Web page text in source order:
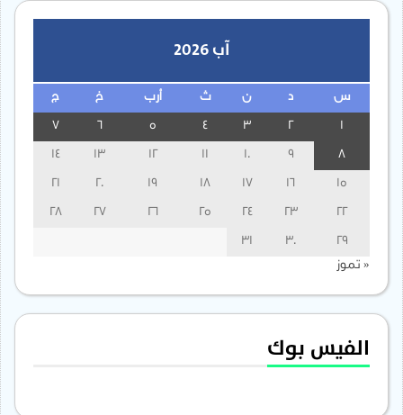
آب 2026
س ن ث أرب خ ج
3
13
14
15
16
17
18
19
20
21
22
23
24
25
26
27
28
29
30
31
« تموز
الفيس بوك